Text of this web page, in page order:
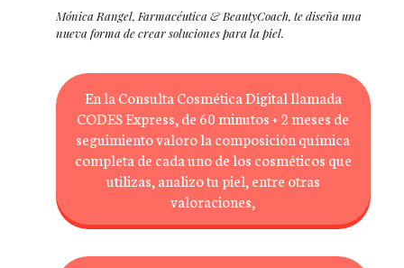
Mónica Rangel, Farmacéutica & BeautyCoach, te diseña una
nueva forma de crear soluciones para la piel.
En la Consulta Cosmética Digital llamada
CODES Express, de 60 minutos + 2 meses de
seguimiento valoro la composición química
completa de cada uno de los cosméticos que
utilizas, analizo tu piel, entre otras
valoraciones,